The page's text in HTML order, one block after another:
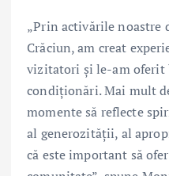
„Prin activările noastre
Crăciun, am creat
vizitatori și le-am oferit
condiționări. Mai mult
momente să reflecte
al generozității, al
că este important să